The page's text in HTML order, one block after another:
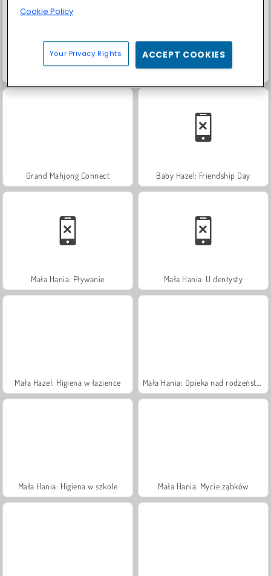
Scala 40
Grand Mahjong Connect Baby Hazel: Friendship Day
Mała Hania: Pływanie Mała Hania: U dentysty
Mała Hazel: Higiena w łazience
Mała Hania: Higiena w szkole Mała Hania: Mycie ząbków
Cookie Policy
Your Privacy Rights ACCEPT COOKIES